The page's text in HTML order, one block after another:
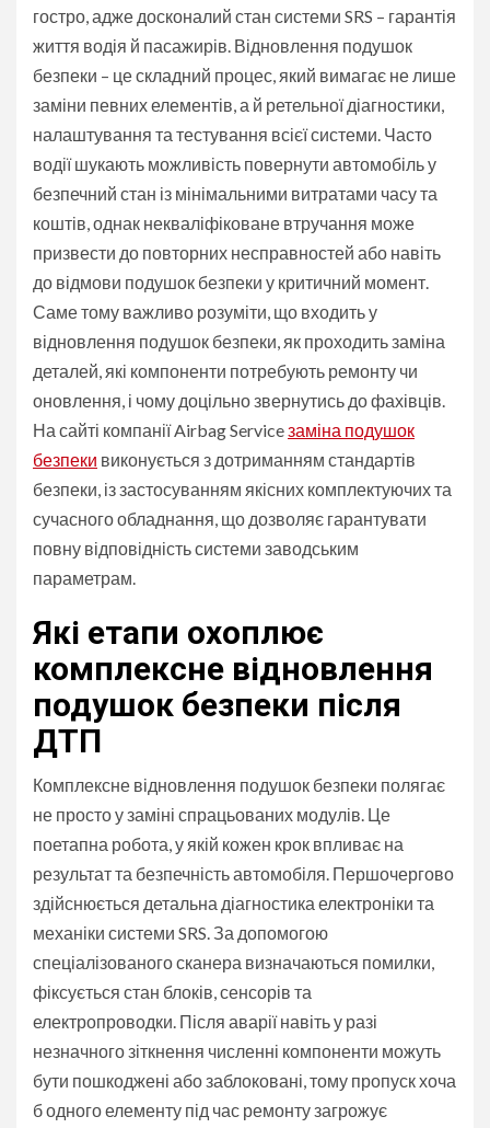
гостро, адже досконалий стан системи SRS – гарантія
життя водія й пасажирів. Відновлення подушок
безпеки – це складний процес, який вимагає не лише
заміни певних елементів, а й ретельної діагностики,
налаштування та тестування всієї системи. Часто
водії шукають можливість повернути автомобіль у
безпечний стан із мінімальними витратами часу та
коштів, однак некваліфіковане втручання може
призвести до повторних несправностей або навіть
до відмови подушок безпеки у критичний момент.
Саме тому важливо розуміти, що входить у
відновлення подушок безпеки, як проходить заміна
деталей, які компоненти потребують ремонту чи
оновлення, і чому доцільно звернутись до фахівців.
На сайті компанії Airbag Serviceзаміна подушок
безпеки виконується з дотриманням стандартів
безпеки, із застосуванням якісних комплектуючих та
сучасного обладнання, що дозволяє гарантувати
повну відповідність системи заводським
параметрам.
Які етапи охоплює
комплексне відновлення
подушок безпеки після
ДТП
Комплексне відновлення подушок безпеки полягає
не просто у заміні спрацьованих модулів. Це
поетапна робота, у якій кожен крок впливає на
результат та безпечність автомобіля. Першочергово
здійснюється детальна діагностика електроніки та
механіки системи SRS. За допомогою
спеціалізованого сканера визначаються помилки,
фіксується стан блоків, сенсорів та
електропроводки. Після аварії навіть у разі
незначного зіткнення численні компоненти можуть
бути пошкоджені або заблоковані, тому пропуск хоча
б одного елементу під час ремонту загрожує